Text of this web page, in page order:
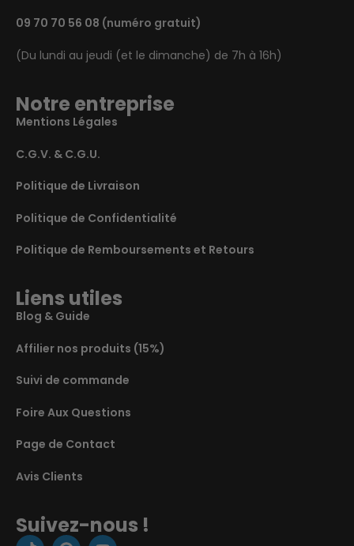
09 70 70 56 08 (numéro gratuit)
(Du lundi au jeudi (et le dimanche) de 7h à 16h)
Notre entreprise
Mentions Légales
C.G.V. & C.G.U.
Politique de Livraison
Politique de Confidentialité
Politique de Remboursements et Retours
Liens utiles
Blog & Guide
Affilier nos produits (15%)
Suivi de commande
Foire Aux Questions
Page de Contact
Avis Clients
Suivez-nous !